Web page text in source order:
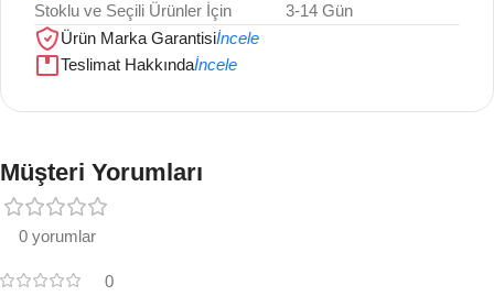
Stoklu ve Seçili Ürünler İçin
3-14 Gün
Ürün Marka Garantisiİncele
Teslimat Hakkındaİncele
Müşteri Yorumları
0 yorumlar
0